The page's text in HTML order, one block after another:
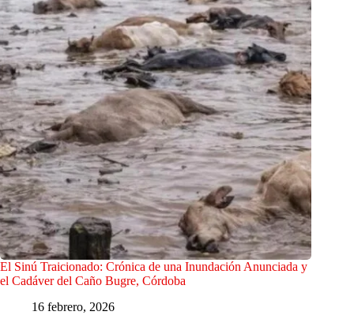
El Sinú Traicionado: Crónica de una Inundación Anunciada y
el Cadáver del Caño Bugre, Córdoba
16 febrero, 2026